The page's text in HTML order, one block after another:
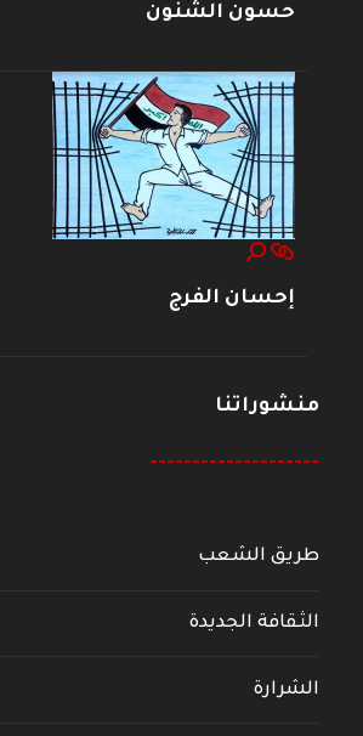
حسون الشنون
إحسان الفرج
منشوراتنا
--------------------
طريق الشعب
الثقافة الجديدة
الشرارة